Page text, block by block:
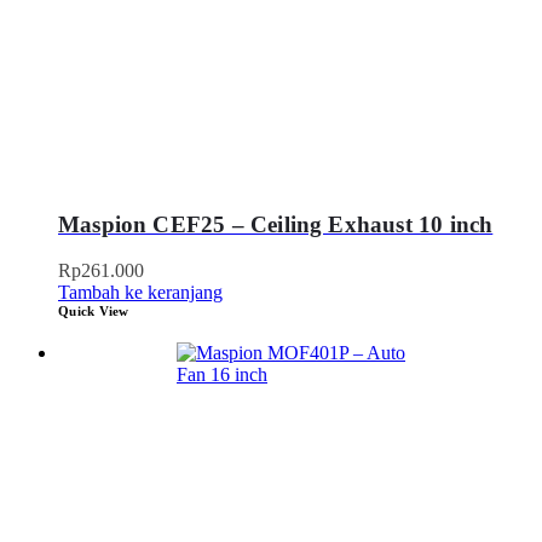
Maspion CEF25 – Ceiling Exhaust 10 inch
Rp261.000
Tambah ke keranjang
Quick View